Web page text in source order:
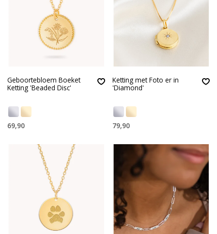
Geboortebloem Boeket
Ketting 'Beaded Disc'
69,90
Ketting met Foto er in
'Diamond'
79,90